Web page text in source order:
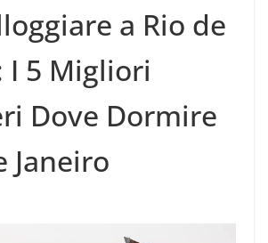
a Rio de
I 5 Migliori
Dove Dormire
Janeiro